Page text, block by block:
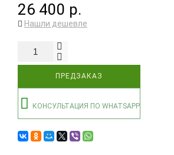
26 400 р.
Нашли дешевле
ПРЕДЗАКАЗ
КОНСУЛЬТАЦИЯ ПО WHATSAPP